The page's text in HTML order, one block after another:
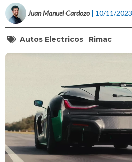
Juan Manuel Cardozo | 10/11/2023
Autos Electricos Rimac